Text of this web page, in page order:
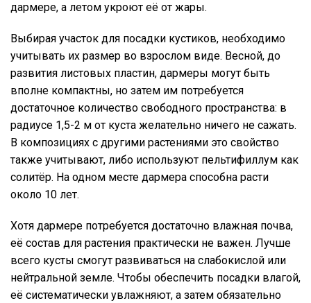
дармере, а летом укроют её от жары.
Выбирая участок для посадки кустиков, необходимо
учитывать их размер во взрослом виде. Весной, до
развития листовых пластин, дармеры могут быть
вполне компактны, но затем им потребуется
достаточное количество свободного пространства: в
радиусе 1,5-2 м от куста желательно ничего не сажать.
В композициях с другими растениями это свойство
также учитывают, либо используют пельтифиллум как
солитёр. На одном месте дармера способна расти
около 10 лет.
Хотя дармере потребуется достаточно влажная почва,
её состав для растения практически не важен. Лучше
всего кусты смогут развиваться на слабокислой или
нейтральной земле. Чтобы обеспечить посадки влагой,
её систематически увлажняют, а затем обязательно